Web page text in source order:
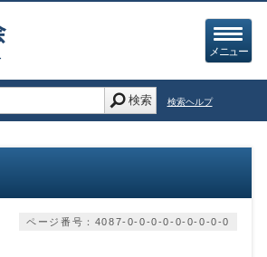
メニュー
検索 検索ヘルプ
ページ番号：4087-0-0-0-0-0-0-0-0-0